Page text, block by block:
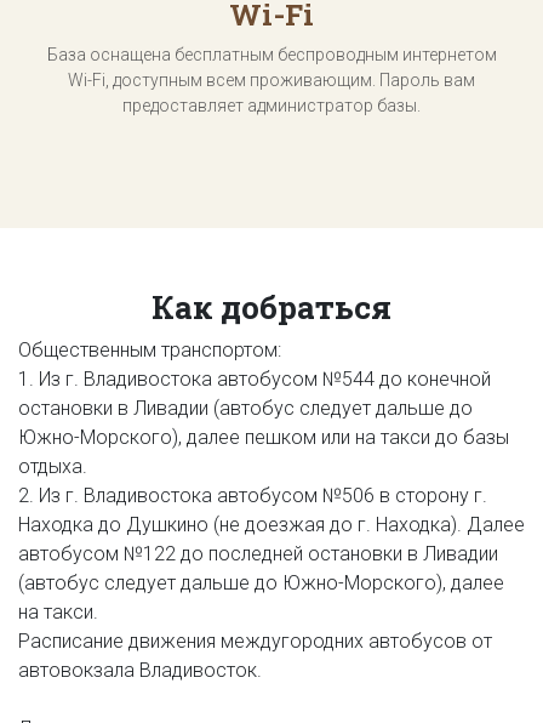
Wi-Fi
База оснащена бесплатным беспроводным интернетом
Wi-Fi, доступным всем проживающим. Пароль вам
предоставляет администратор базы.
Как добраться
Общественным транспортом:
1. Из г. Владивостока автобусом №544 до конечной
остановки в Ливадии (автобус следует дальше до
Южно-Морского), далее пешком или на такси до базы
отдыха.
2. Из г. Владивостока автобусом №506 в сторону г.
Находка до Душкино (не доезжая до г. Находка). Далее
автобусом №122 до последней остановки в Ливадии
(автобус следует дальше до Южно-Морского), далее
на такси.
Расписание движения междугородних автобусов от
автовокзала Владивосток.